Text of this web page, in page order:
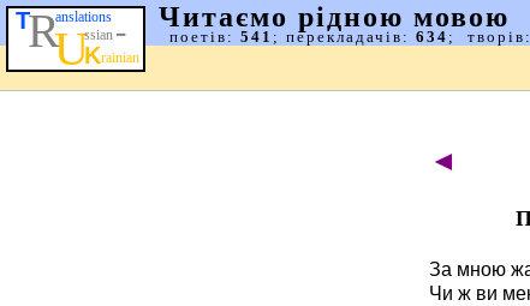
◄
За мною
Чи ж ви